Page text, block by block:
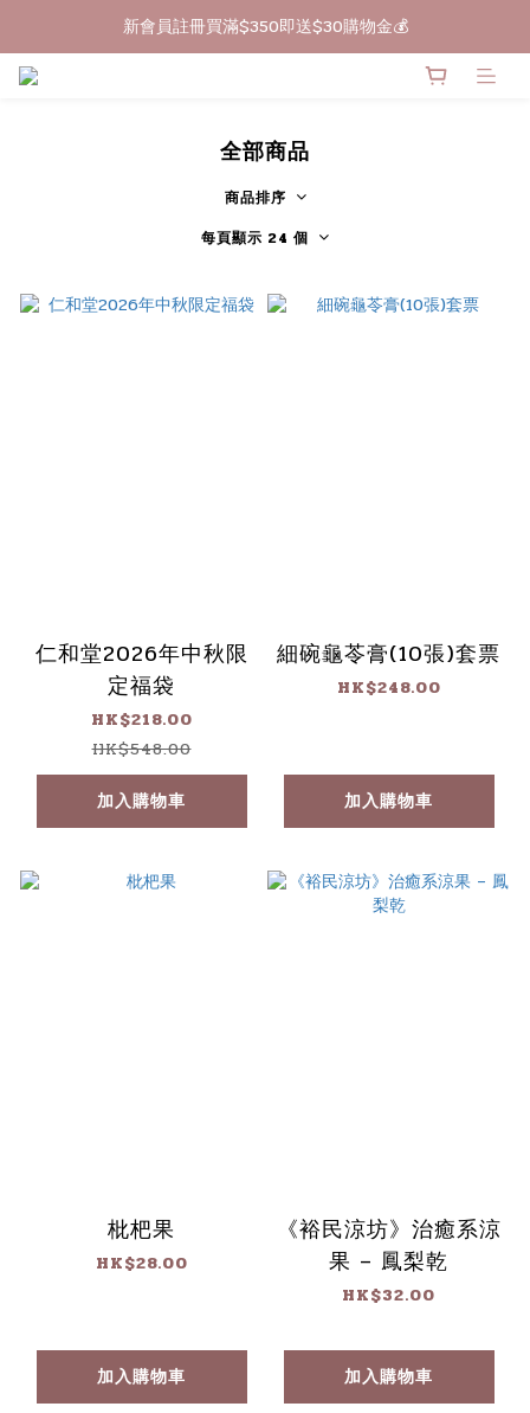
🔥買滿$399包郵
新會員註冊買滿$350即送$30購物金💰
全部商品
商品排序
每頁顯示 24 個
仁和堂2026年中秋限
定福袋
HK$218.00
HK$548.00
加入購物車
細碗龜苓膏(10張)套票
HK$248.00
加入購物車
枇杷果
HK$28.00
加入購物車
《裕民涼坊》治癒系涼
果 – 鳳梨乾
HK$32.00
加入購物車